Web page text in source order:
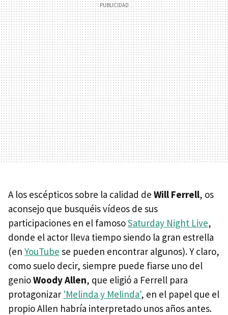
A los escépticos sobre la calidad de Will Ferrell, os
aconsejo que busquéis vídeos de sus
participaciones en el famosoSaturday Night Live,
donde el actor lleva tiempo siendo la gran estrella
(en YouTube se pueden encontrar algunos). Y claro,
como suelo decir, siempre puede fiarse uno del
genioWoody Allen, que eligió a Ferrell para
protagonizar 'Melinda y Melinda', en el papel que el
propio Allen habría interpretado unos años antes.